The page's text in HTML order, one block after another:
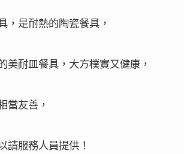
，是耐熱的陶瓷餐具，
美耐皿餐具，大方樸實又健康，
當友善，
請服務人員提供！